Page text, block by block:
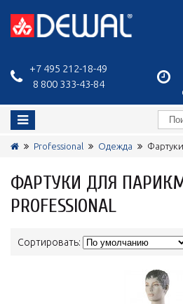
+7 495 212-18-49
8 800 333-43-84
Professional Одежда
ФАРТУКИ ДЛЯ
PROFESSIONAL
Сортировать: